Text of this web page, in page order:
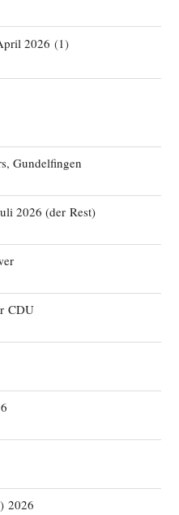
2026 (1)
Gundelfingen
2026 (der Rest)
CDU
2026